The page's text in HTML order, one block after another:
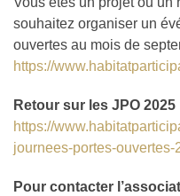
souhaitez organiser un
ouvertes au mois de
https://
Retour sur les JPO 2025
https://
journees-portes-ouvertes-
Pour contacter